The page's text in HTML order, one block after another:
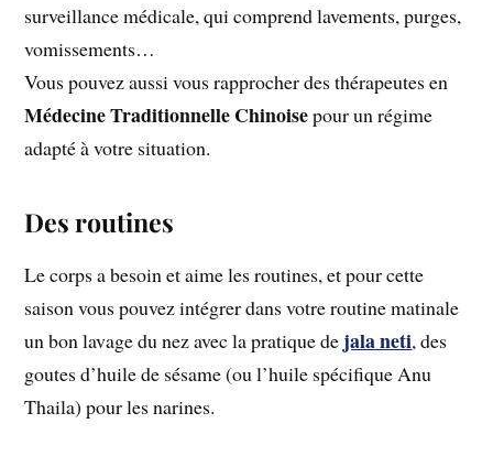
surveillance médicale, qui comprend lavements, purges,
vomissements…
Vous pouvez aussi vous rapprocher des thérapeutes en
Médecine Traditionnelle Chinoisepour un régime
adapté à votre situation.
Des routines
Le corps a besoin et aime les routines, et pour cette
saison vous pouvez intégrer dans votre routine matinale
un bon lavage du nez avec la pratique de jala neti, des
goutes d’huile de sésame (ou l’huile spécifique Anu
Thaila) pour les narines.